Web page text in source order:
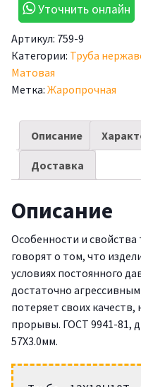
Уточнить онлайн
Артикул: 759-9
Категории: Труба
Матовая
Метка: Жаропрочная
Описание
Доставка
Описание
Особенности и свойства
говорят о том, что
условиях постоянного
достаточно
потеряет своих
прорывы. ГОСТ 9941-81,
57X3.0мм.